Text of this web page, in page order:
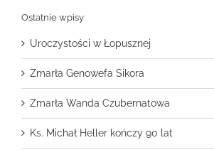
Ostatnie wpisy
Uroczystości w Łopusznej
Zmarła Genowefa Sikora
Zmarła Wanda Czubernatowa
Ks. Michał Heller kończy 90 lat